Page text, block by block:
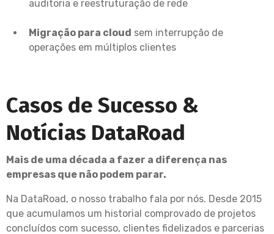
auditoria e reestruturação de rede
Migração para cloud sem interrupção de
operações em múltiplos clientes
Casos de Sucesso &
Notícias DataRoad
Mais de uma década a fazer a diferença nas
empresas que não podem parar.
Na DataRoad, o nosso trabalho fala por nós. Desde 2015
que acumulamos um historial comprovado de projetos
concluídos com sucesso, clientes fidelizados e parcerias